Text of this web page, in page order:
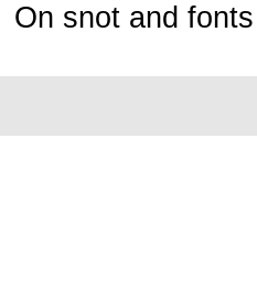
On snot and fonts